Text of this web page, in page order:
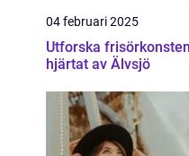
04 februari 2025
Utforska
hjärtat av Älvsjö